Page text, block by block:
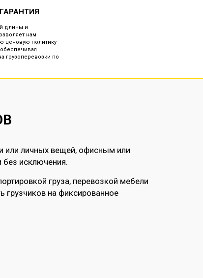
длины и
нам
ценовую политику
грузоперевозки по
или личных вещей, офисным или
без исключения.
груза, перевозкой мебели
на фиксированное